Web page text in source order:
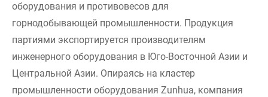
оборудования и противовесов для
горнодобывающей промышленности. Продукция
партиями экспортируется производителям
инженерного оборудования в Юго-Восточной Азии и
Центральной Азии. Опираясь на кластер
промышленности оборудования Zunhua, компания